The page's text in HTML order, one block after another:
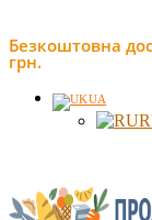
Безкоштовна
грн.
UA